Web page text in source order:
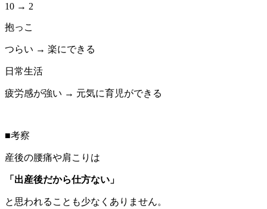
10 → 2
抱っこ
つらい → 楽にできる
日常生活
疲労感が強い → 元気に育児ができる
■考察
産後の腰痛や肩こりは
「出産後だから仕方ない」
と思われることも少なくありません。